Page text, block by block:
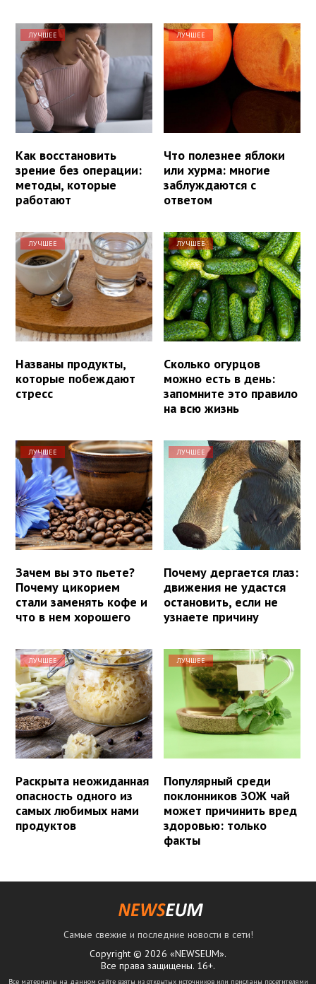
ЛУЧШЕЕ
Как восстановить
зрение без операции:
методы, которые
работают
ЛУЧШЕЕ
Что полезнее яблоки
или хурма: многие
заблуждаются с
ответом
ЛУЧШЕЕ
Названы продукты,
которые побеждают
стресс
ЛУЧШЕЕ
Сколько огурцов
можно есть в день:
запомните это правило
на всю жизнь
ЛУЧШЕЕ
Зачем вы это пьете?
Почему цикорием
стали заменять кофе и
что в нем хорошего
ЛУЧШЕЕ
Почему дергается глаз:
движения не удастся
остановить, если не
узнаете причину
ЛУЧШЕЕ
Раскрыта неожиданная
опасность одного из
самых любимых нами
продуктов
ЛУЧШЕЕ
Популярный среди
поклонников ЗОЖ чай
может причинить вред
здоровью: только
факты
Самые свежие и последние новости в сети!
Copyright © 2026 «NEWSEUM».
Все права защищены. 16+.
Все материалы на данном сайте взяты из открытых источников или присланы посетителями